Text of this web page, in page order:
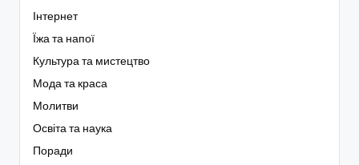
Інтернет
Їжа та напої
Культура та мистецтво
Мода та краса
Молитви
Освіта та наука
Поради